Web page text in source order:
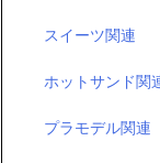
スイーツ関連
ホットサンド関
プラモデル関連